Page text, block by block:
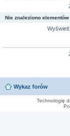
Nie znaleziono
Wykaz forów
Technologię